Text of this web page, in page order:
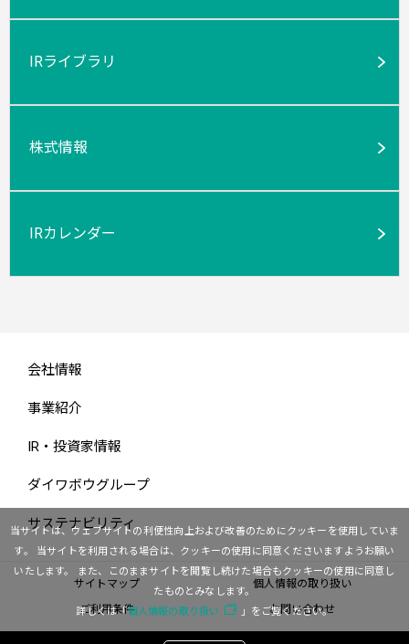
IRライブラリ
株式情報
IRカレンダー
当サイトは、ウェブサイトの利便性向上および改善のためにクッキーを使用していま
す。
当サイトを利用される場合は、クッキーの使用に同意くださいますようお願い
いたします。
また、このままサイトを閲覧し続けた場合もクッキーの使用に同意し
たものとみなします。
詳しくは「個人情報の取り扱い 」をご覧ください。
会社情報
事業紹介
IR・投資家情報
ダイワボウグループ
サステナビリティ
サイトマップ
個人情報の取り扱い
ご利用条件
お問い合わせ